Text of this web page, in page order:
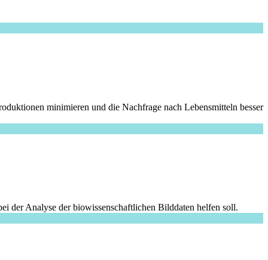
minimieren und die Nachfrage nach Lebensmitteln besser
der Analyse der biowissenschaftlichen Bilddaten helfen soll.